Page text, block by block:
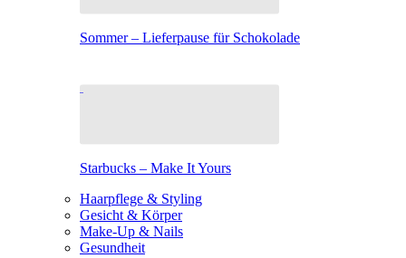
Sommer – Lieferpause für Schokolade
Starbucks – Make It Yours
Haarpflege & Styling
Gesicht & Körper
Make-Up & Nails
Gesundheit